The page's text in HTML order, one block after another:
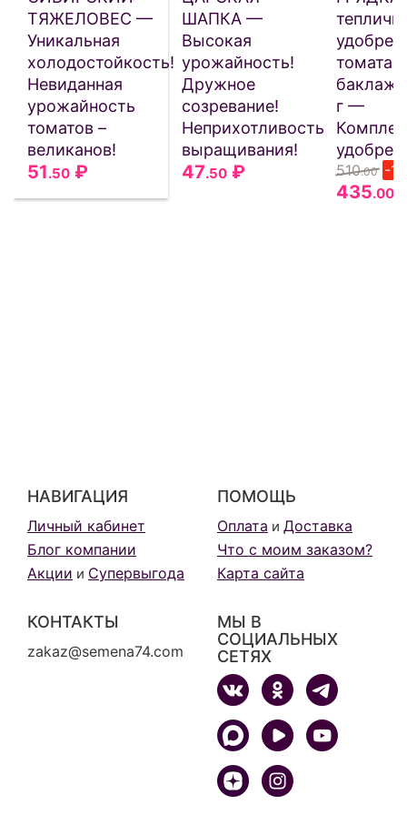
ТЯЖЕЛОВЕС —
Уникальная
холодостойкость!
Невиданная
урожайность
томатов –
великанов!
51.50 ₽
ШАПКА —
Высокая
урожайность!
Дружное
созревание!
Неприхотливость
выращивания!
47.50 ₽
томата,
г —
510.00 -
435.00
НАВИГАЦИЯ
Личный кабинет
Блог компании
Акции и Супервыгода
ПОМОЩЬ
Оплата и Доставка
Что с моим заказом?
Карта сайта
КОНТАКТЫ
zakaz@semena74.com
МЫ В
СОЦИАЛЬНЫХ
СЕТЯХ